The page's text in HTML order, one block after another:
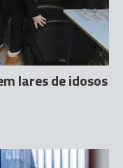
lares de idosos